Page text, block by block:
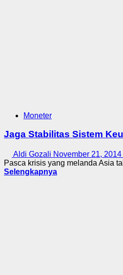
Moneter
Jaga Stabilitas Sistem
Aldi Gozali November 21, 2014
Pasca krisis yang melanda Asia
Selengkapnya